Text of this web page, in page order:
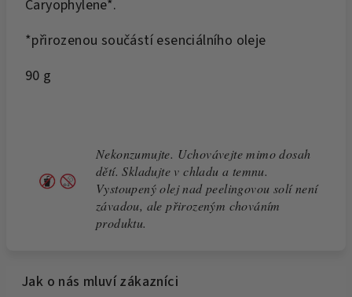
Caryophylene*.
*přirozenou součástí esenciálního oleje
90 g
Nekonzumujte. Uchovávejte mimo dosah
dětí. Skladujte v chladu a temnu.
Vystoupený olej nad peelingovou solí není
závadou, ale přirozeným chováním
produktu.